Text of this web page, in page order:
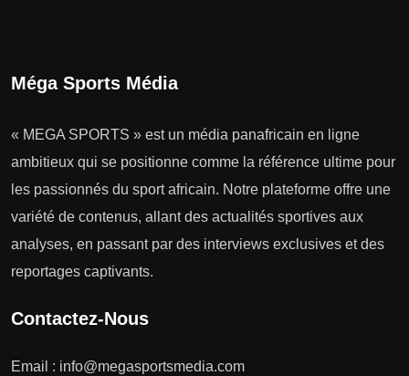
Méga Sports Média
« MEGA SPORTS » est un média panafricain en ligne
ambitieux qui se positionne comme la référence ultime pour
les passionnés du sport africain. Notre plateforme offre une
variété de contenus, allant des actualités sportives aux
analyses, en passant par des interviews exclusives et des
reportages captivants.
Contactez-Nous
Email : info@megasportsmedia.com